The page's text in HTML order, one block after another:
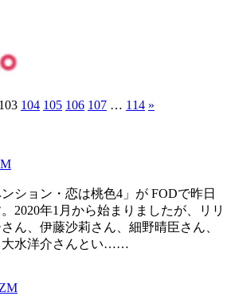
103 104 105 106 107 … 114 »
ション・恋は桃色4」が FODで昨日
2020年1月から始まりましたが、リリ
ん、伊藤沙莉さん、細野晴臣さん、
大水洋介さんとい……